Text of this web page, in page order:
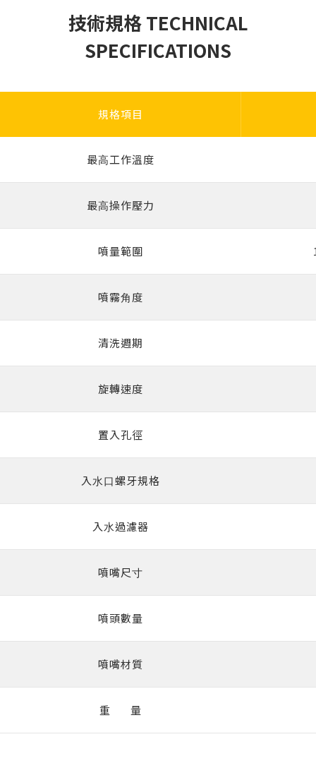
技術規格 TECHNICAL
SPECIFICATIONS
規格項目
最⾼⼯作溫度
最⾼操作壓⼒
噴量範圍
噴霧⾓度
清洗週期
旋轉速度
置入孔徑
入⽔⼝螺牙規格
入⽔過濾器
噴嘴尺⼨
噴頭數量
噴嘴材質
重 量